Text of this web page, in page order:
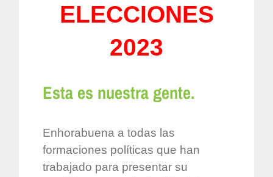
ELECCIONES
2023
Esta es nuestra gente.
Enhorabuena a todas las
formaciones políticas que han
trabajado para presentar su